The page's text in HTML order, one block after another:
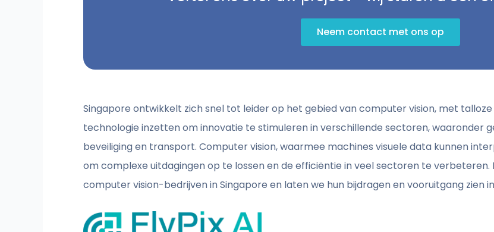
Neem contact met ons op
Singapore ontwikkelt zich snel tot leider op het gebied van computer vision, met
technologie inzetten om innovatie te stimuleren in verschillende sectoren, waaronder
beveiliging en transport. Computer vision, waarmee machines visuele data kunnen
om complexe uitdagingen op te lossen en de efficiëntie in veel sectoren te
computer vision-bedrijven in Singapore en laten we hun bijdragen en vooruitgang zien